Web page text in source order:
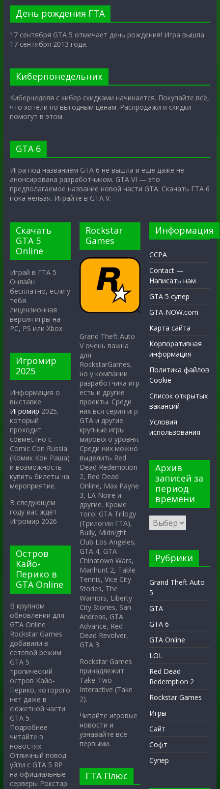
День рождения ГТА
17 сентября GTA 5 отмечает день рождения! Игра вышла
17 сентября 2013 года.
Киберпонедельник
Кибернеделя с кибер скидками начинается. Покупайте всё,
что хотели по выгодным ценам. Распродажи и скидки
помогут в этом.
GTA 6
Игра под названием GTA 6 не вышла и ещё даже не
анонсирована разработчиком. GTA VI — это
предполагаемое название новой части GTA. Скачать ГТА 6
пока нельзя. Играйте в GTA V.
Скачать
GTA 5
Online
Играй в ГТА 5
Онлайн
бесплатно, если у
тебя
лицензионная
версия игры на
PC, PS или Xbox
Игромир
2025
Информация о
выставке
Игромир 2025,
который
проходит
совместно с
Comic Con Russia
(Комик Кон Раша)
и возможность
купить билеты на
мероприятие.
В следующем
году вас ждёт
Игромир 2026
Остров
Кайо-
Перико в
GTA Online
В крупном
обновлении для
GTA Online
Rockstar Games
добавили в
сетевой режим
GTA 5
тропический
остров Кайо-
Перико, которого
нет даже в
сюжетной части
GTA 5.
Подробнее
читайте в
новостях.
Отличный повод
уйти с GTA 5 RP
на официальные
серверы Рокстар.
Rockstar
Games
Grand Theft Auto
V очень важна
для
RockstarGames,
но у компании
разработчика игр
есть и другие
проекты. Среди
них вся серия игр
GTA и другие
крупные игры
мирового уровня.
Среди них можно
выделить Red
Dead Redemption
2, Red Dead
Online, Max Payne
3, LA Noire и
другие. Кроме
того: GTA Trilogy
(Трилогия ГТА),
Bully, Midnight
Club Los Angeles,
GTA 4, GTA
Chinatown Wars,
Manhunt 2, Table
Tennis, Vice City
Stories, The
Warriors, Liberty
City Stories, San
Andreas, GTA
Advance, Red
Dead Revolver,
GTA 3.
Rockstar Games
принадлежит
Take-Two
Interactive (Take
2).
Читайте игровые
новости и
узнавайте всё
первыми.
ГТА Плюс
Информация
CCPA
Contact —
Написать нам
GTA 5 супер
GTA-NOW.com
Карта сайта
Корпоративная
информация
Политика файлов
Cookie
Список открытых
вакансий
Условия
использования
Архив
записей за
период
времени
Рубрики
Grand Theft Auto
5
GTA
GTA 6
GTA Online
LOL
Red Dead
Redemption 2
Rockstar Games
Игры
Сайт
Софт
Супер